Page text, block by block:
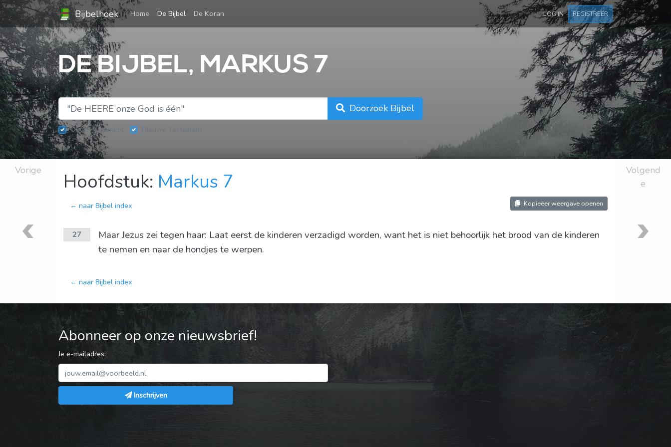
Bijbelhoek Home (current)
De Bijbel De Koran LOG IN REGISTREER
DE BIJBEL, MARKUS 7
Doorzoek Bijbel
Oude Testament
Vorige Hoofdstuk: Markus 7
← naar Bijbel index Kopieëer weergave openen
27
Maar Jezus zei tegen haar: Laat eerst de kinderen verzadigd worden, want het is niet behoorlijk het brood van de kinderen
te nemen en naar de hondjes te werpen.
← naar Bijbel index
Volgend
e
Abonneer op onze nieuwsbrief!
Je e-mailadres:
Inschrijven